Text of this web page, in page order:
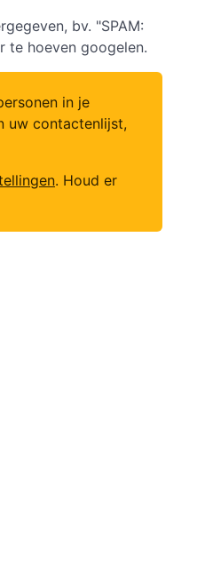
bv. "SPAM:
te hoeven googelen.
in je
uw contactenlijst,
. Houd er